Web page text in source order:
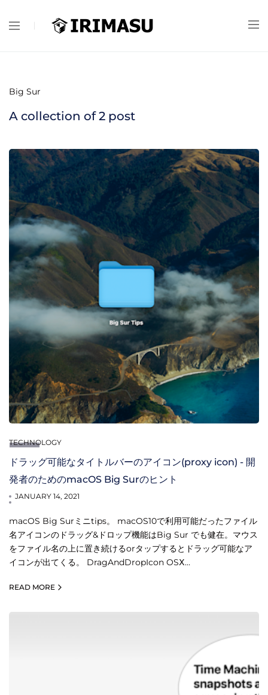
Big Sur
A collection of2 post
TECHNOLOGY
ドラッグ可能なタイトルバーのアイコン(proxy icon) - 開
発者のためのmacOS Big Surのヒント
JANUARY 14, 2021
macOS Big Surミニtips。 macOS10で利用可能だったファイル
名アイコンのドラッグ&ドロップ機能はBig Sur でも健在。マウス
をファイル名の上に置き続けるorタップするとドラッグ可能なア
イコンが出てくる。 DragAndDropIcon OSⅩ…
READ MORE